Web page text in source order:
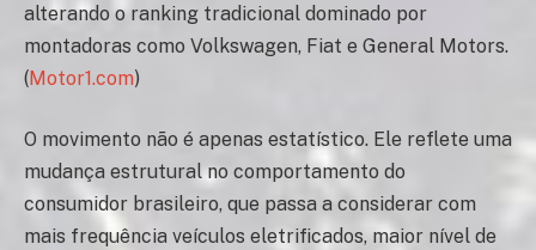
alterando o ranking tradicional dominado por
montadoras como Volkswagen, Fiat e General Motors.
(Motor1.com)
O movimento não é apenas estatístico. Ele reflete uma
mudança estrutural no comportamento do
consumidor brasileiro, que passa a considerar com
mais frequência veículos eletrificados, maior nível de